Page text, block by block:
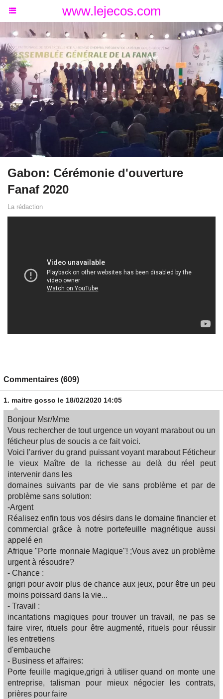
www.lejecos.com
Gabon: Cérémonie d'ouverture
Fanaf 2020
La rédaction
Commentaires (609)
1. maitre gosso le 18/02/2020 14:05
Bonjour Msr/Mme
Vous rechercher de tout urgence un voyant marabout ou un
féticheur plus de soucis a ce fait voici.
Voici l'arriver du grand puissant voyant marabout Féticheur
le vieux Maître de la richesse au delà du réel peut
intervenir dans les
domaines suivants par de vie sans problème et par de
problème sans solution:
-Argent
Réalisez enfin tous vos désirs dans le domaine financier et
commercial grâce à notre portefeuille magnétique aussi
appelé en
Afrique "Porte monnaie Magique"! ;Vous avez un problème
urgent à résoudre?
- Chance :
grigri pour avoir plus de chance aux jeux, pour être un peu
moins poissard dans la vie...
- Travail :
incantations magiques pour trouver un travail, ne pas se
faire virer, rituels pour être augmenté, rituels pour réussir
les entretiens
d'embauche
- Business et affaires:
Porte feuille magique,grigri à utiliser quand on monte une
entreprise, talisman pour mieux négocier les contrats,
prières pour faire